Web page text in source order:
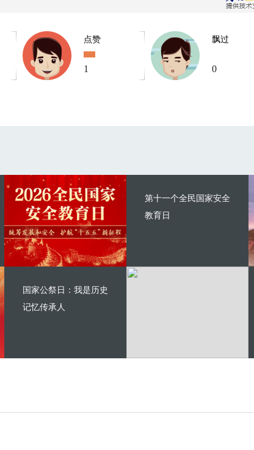
点赞
1
飘过
0
第十一个全民国家安全
教育日
国家公祭日：我是历史
记忆传承人